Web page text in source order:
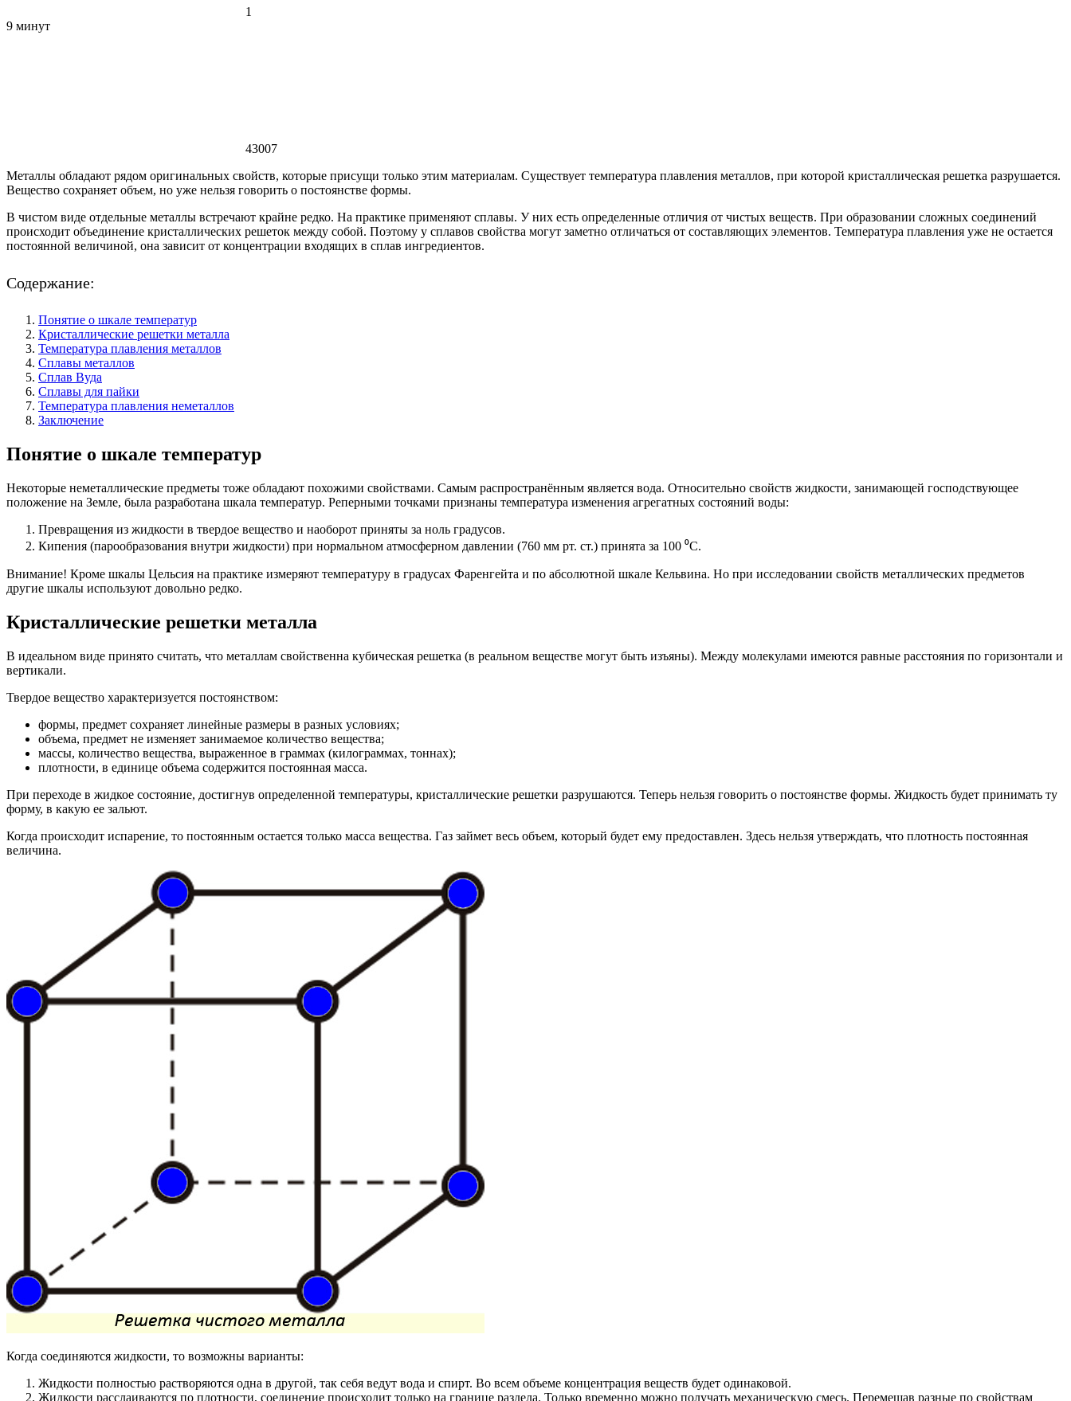
1
9 минут
43007
Металлы обладают рядом оригинальных свойств, которые присущи только этим материалам. Существует температура плавления металлов, при которой кристаллическая решетка разрушается.
Вещество сохраняет объем, но уже нельзя говорить о постоянстве формы.
В чистом виде отдельные металлы встречают крайне редко. На практике применяют сплавы. У них есть определенные отличия от чистых веществ. При образовании сложных соединений
происходит объединение кристаллических решеток между собой. Поэтому у сплавов свойства могут заметно отличаться от составляющих элементов. Температура плавления уже не остается
постоянной величиной, она зависит от концентрации входящих в сплав ингредиентов.
Содержание:
Понятие о шкале температур
Кристаллические решетки металла
Температура плавления металлов
Сплавы металлов
Сплав Вуда
Сплавы для пайки
Температура плавления неметаллов
Заключение
Понятие о шкале температур
Некоторые неметаллические предметы тоже обладают похожими свойствами. Самым распространённым является вода. Относительно свойств жидкости, занимающей господствующее
положение на Земле, была разработана шкала температур. Реперными точками признаны температура изменения агрегатных состояний воды:
Превращения из жидкости в твердое вещество и наоборот приняты за ноль градусов.
Кипения (парообразования внутри жидкости) при нормальном атмосферном давлении (760 мм рт. ст.) принята за 100 ⁰С.
Внимание! Кроме шкалы Цельсия на практике измеряют температуру в градусах Фаренгейта и по абсолютной шкале Кельвина. Но при исследовании свойств металлических предметов
другие шкалы используют довольно редко.
Кристаллические решетки металла
В идеальном виде принято считать, что металлам свойственна кубическая решетка (в реальном веществе могут быть изъяны). Между молекулами имеются равные расстояния по горизонтали и
вертикали.
Твердое вещество характеризуется постоянством:
формы, предмет сохраняет линейные размеры в разных условиях;
объема, предмет не изменяет занимаемое количество вещества;
массы, количество вещества, выраженное в граммах (килограммах, тоннах);
плотности, в единице объема содержится постоянная масса.
При переходе в жидкое состояние, достигнув определенной температуры, кристаллические решетки разрушаются. Теперь нельзя говорить о постоянстве формы. Жидкость будет принимать ту
форму, в какую ее зальют.
Когда происходит испарение, то постоянным остается только масса вещества. Газ займет весь объем, который будет ему предоставлен. Здесь нельзя утверждать, что плотность постоянная
величина.
Когда соединяются жидкости, то возможны варианты:
Жидкости полностью растворяются одна в другой, так себя ведут вода и спирт. Во всем объеме концентрация веществ будет одинаковой.
Жидкости расслаиваются по плотности, соединение происходит только на границе раздела. Только временно можно получать механическую смесь. Перемешав разные по свойствам